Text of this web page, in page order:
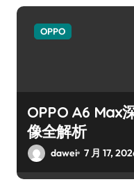
OPPO
OPPO A6 Max
像全解析
dawei 7 月 17,